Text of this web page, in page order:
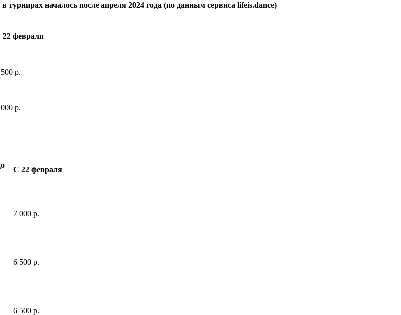
началось после апреля 2024 года (по данным сервиса lifeis.dance)
22 февраля
р.
р.
С 22 февраля
7 000 р.
6 500 р.
6 500 р.